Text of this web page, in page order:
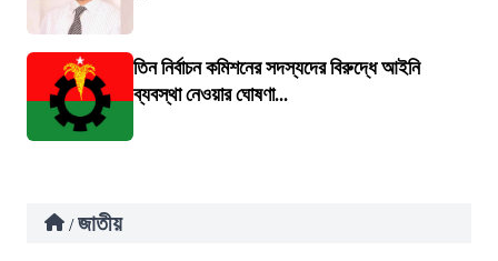
তিন নির্বাচন কমিশনের সদস্যদের বিরুদ্ধে আইনি
ব্যবস্থা নেওয়ার ঘোষণা...
/ জাতীয়